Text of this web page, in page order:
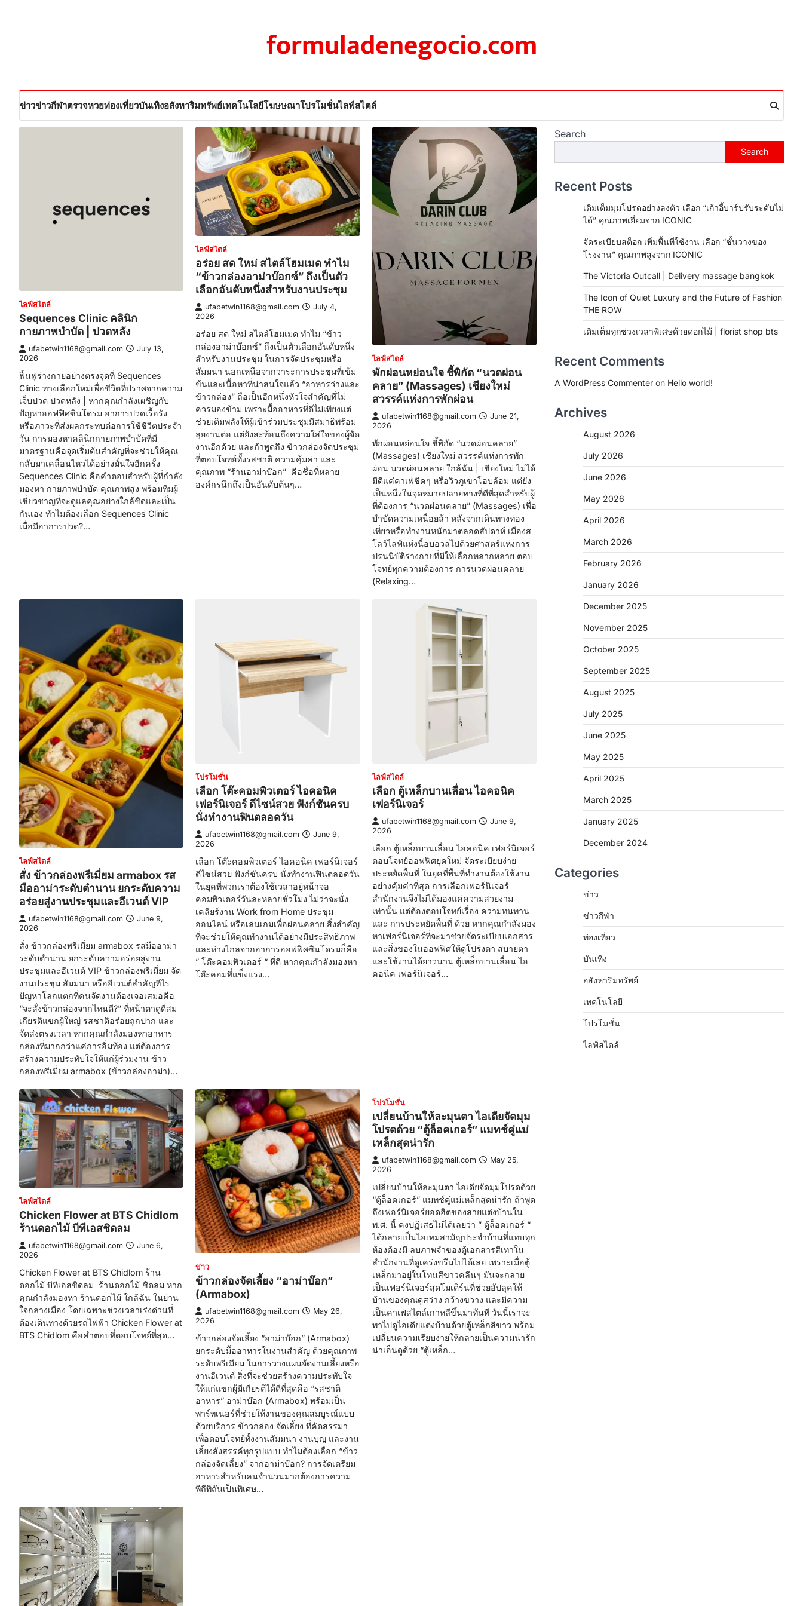
formuladenegocio.com
ข่าวข่าวกีฬาตรวจหวยท่องเที่ยวบันเทิงอสังหาริมทรัพย์เทคโนโลยีโฆษษณาโปรโมชั่นไลฟ์สไตล์
ไลฟ์สไตล์
Sequences Clinic คลินิก
กายภาพบำบัด | ปวดหลัง
ufabetwin1168@gmail.com
July 13,
2026
ฟื้นฟูร่างกายอย่างตรงจุดที่ Sequences
Clinic ทางเลือกใหม่เพื่อชีวิตที่ปราศจากความ
เจ็บปวด ปวดหลัง | หากคุณกำลังเผชิญกับ
ปัญหาออฟฟิศซินโดรม อาการปวดเรื้อรัง
หรือภาวะที่ส่งผลกระทบต่อการใช้ชีวิตประจำ
วัน การมองหาคลินิกกายภาพบำบัดที่มี
มาตรฐานคือจุดเริ่มต้นสำคัญที่จะช่วยให้คุณ
กลับมาเคลื่อนไหวได้อย่างมั่นใจอีกครั้ง
Sequences Clinic คือคำตอบสำหรับผู้ที่กำลัง
มองหา กายภาพบำบัด คุณภาพสูง พร้อมทีมผู้
เชี่ยวชาญที่จะดูแลคุณอย่างใกล้ชิดและเป็น
กันเอง ทำไมต้องเลือก Sequences Clinic
เมื่อมีอาการปวด?…
ไลฟ์สไตล์
อร่อย สด ใหม่ สไตล์โฮมเมด ทำไม
“ข้าวกล่องอาม่าบ๊อกซ์” ถึงเป็นตัว
เลือกอันดับหนึ่งสำหรับงานประชุม
ufabetwin1168@gmail.com
July 4,
2026
อร่อย สด ใหม่ สไตล์โฮมเมด ทำไม “ข้าว
กล่องอาม่าบ๊อกซ์” ถึงเป็นตัวเลือกอันดับหนึ่ง
สำหรับงานประชุม ในการจัดประชุมหรือ
สัมมนา นอกเหนือจากวาระการประชุมที่เข้ม
ข้นและเนื้อหาที่น่าสนใจแล้ว “อาหารว่างและ
ข้าวกล่อง” ถือเป็นอีกหนึ่งหัวใจสำคัญที่ไม่
ควรมองข้าม เพราะมื้ออาหารที่ดีไม่เพียงแต่
ช่วยเติมพลังให้ผู้เข้าร่วมประชุมมีสมาธิพร้อม
ลุยงานต่อ แต่ยังสะท้อนถึงความใส่ใจของผู้จัด
งานอีกด้วย และถ้าพูดถึง ข้าวกล่องจัดประชุม
ที่ตอบโจทย์ทั้งรสชาติ ความคุ้มค่า และ
คุณภาพ “ร้านอาม่าบ๊อก” คือชื่อที่หลาย
องค์กรนึกถึงเป็นอันดับต้นๆ…
ไลฟ์สไตล์
พักผ่อนหย่อนใจ ชี้พิกัด “นวดผ่อน
คลาย” (Massages) เชียงใหม่
สวรรค์แห่งการพักผ่อน
ufabetwin1168@gmail.com
June 21,
2026
พักผ่อนหย่อนใจ ชี้พิกัด “นวดผ่อนคลาย”
(Massages) เชียงใหม่ สวรรค์แห่งการพัก
ผ่อน นวดผ่อนคลาย ใกล้ฉัน | เชียงใหม่ ไม่ได้
มีดีแค่คาเฟ่ชิคๆ หรือวิวภูเขาโอบล้อม แต่ยัง
เป็นหนึ่งในจุดหมายปลายทางที่ดีที่สุดสำหรับผู้
ที่ต้องการ “นวดผ่อนคลาย” (Massages) เพื่อ
บำบัดความเหนื่อยล้า หลังจากเดินทางท่อง
เที่ยวหรือทำงานหนักมาตลอดสัปดาห์ เมืองส
โลว์ไลฟ์แห่งนี้อบอวลไปด้วยศาสตร์แห่งการ
ปรนนิบัติร่างกายที่มีให้เลือกหลากหลาย ตอบ
โจทย์ทุกความต้องการ การนวดผ่อนคลาย
(Relaxing…
ไลฟ์สไตล์
สั่ง ข้าวกล่องพรีเมี่ยม armabox รส
มืออาม่าระดับตำนาน ยกระดับความ
อร่อยสู่งานประชุมและอีเวนต์ VIP
ufabetwin1168@gmail.com
June 9,
2026
สั่ง ข้าวกล่องพรีเมี่ยม armabox รสมืออาม่า
ระดับตำนาน ยกระดับความอร่อยสู่งาน
ประชุมและอีเวนต์ VIP ข้าวกล่องพรีเมี่ยม จัด
งานประชุม สัมมนา หรืออีเวนต์สำคัญทีไร
ปัญหาโลกแตกที่คนจัดงานต้องเจอเสมอคือ
“จะสั่งข้าวกล่องจากไหนดี?” ที่หน้าตาดูดีสม
เกียรติแขกผู้ใหญ่ รสชาติอร่อยถูกปาก และ
จัดส่งตรงเวลา หากคุณกำลังมองหาอาหาร
กล่องที่มากกว่าแค่การอิ่มท้อง แต่ต้องการ
สร้างความประทับใจให้แก่ผู้ร่วมงาน ข้าว
กล่องพรีเมี่ยม armabox (ข้าวกล่องอาม่า)…
โปรโมชั่น
เลือก โต๊ะคอมพิวเตอร์ ไอคอนิค
เฟอร์นิเจอร์ ดีไซน์สวย ฟังก์ชันครบ
นั่งทำงานฟินตลอดวัน
ufabetwin1168@gmail.com
June 9,
2026
เลือก โต๊ะคอมพิวเตอร์ ไอคอนิค เฟอร์นิเจอร์
ดีไซน์สวย ฟังก์ชันครบ นั่งทำงานฟินตลอดวัน
ในยุคที่พวกเราต้องใช้เวลาอยู่หน้าจอ
คอมพิวเตอร์วันละหลายชั่วโมง ไม่ว่าจะนั่ง
เคลียร์งาน Work from Home ประชุม
ออนไลน์ หรือเล่นเกมเพื่อผ่อนคลาย สิ่งสำคัญ
ที่จะช่วยให้คุณทำงานได้อย่างมีประสิทธิภาพ
และห่างไกลจากอาการออฟฟิศซินโดรมก็คือ
” โต๊ะคอมพิวเตอร์ “ ที่ดี หากคุณกำลังมองหา
โต๊ะคอมที่แข็งแรง…
ไลฟ์สไตล์
เลือก ตู้เหล็กบานเลื่อน ไอคอนิค
เฟอร์นิเจอร์
ufabetwin1168@gmail.com
June 9,
2026
เลือก ตู้เหล็กบานเลื่อน ไอคอนิค เฟอร์นิเจอร์
ตอบโจทย์ออฟฟิศยุคใหม่ จัดระเบียบง่าย
ประหยัดพื้นที่ ในยุคที่พื้นที่ทำงานต้องใช้งาน
อย่างคุ้มค่าที่สุด การเลือกเฟอร์นิเจอร์
สำนักงานจึงไม่ได้มองแค่ความสวยงาม
เท่านั้น แต่ต้องตอบโจทย์เรื่อง ความทนทาน
และ การประหยัดพื้นที่ ด้วย หากคุณกำลังมอง
หาเฟอร์นิเจอร์ที่จะมาช่วยจัดระเบียบเอกสาร
และสิ่งของในออฟฟิศให้ดูโปร่งตา สบายตา
และใช้งานได้ยาวนาน ตู้เหล็กบานเลื่อน ไอ
คอนิค เฟอร์นิเจอร์…
ไลฟ์สไตล์
Chicken Flower at BTS Chidlom
ร้านดอกไม้ บีทีเอสชิดลม
ufabetwin1168@gmail.com
June 6,
2026
Chicken Flower at BTS Chidlom ร้าน
ดอกไม้ บีทีเอสชิดลม ร้านดอกไม้ ชิดลม หาก
คุณกำลังมองหา ร้านดอกไม้ ใกล้ฉัน ในย่าน
ใจกลางเมือง โดยเฉพาะช่วงเวลาเร่งด่วนที่
ต้องเดินทางด้วยรถไฟฟ้า Chicken Flower at
BTS Chidlom คือคำตอบที่ตอบโจทย์ที่สุด…
ข่าว
ข้าวกล่องจัดเลี้ยง “อาม่าบ๊อก”
(Armabox)
ufabetwin1168@gmail.com
May 26,
2026
ข้าวกล่องจัดเลี้ยง “อาม่าบ๊อก” (Armabox)
ยกระดับมื้ออาหารในงานสำคัญ ด้วยคุณภาพ
ระดับพรีเมียม ในการวางแผนจัดงานเลี้ยงหรือ
งานอีเวนต์ สิ่งที่จะช่วยสร้างความประทับใจ
ให้แก่แขกผู้มีเกียรติได้ดีที่สุดคือ “รสชาติ
อาหาร” อาม่าบ๊อก (Armabox) พร้อมเป็น
พาร์ทเนอร์ที่ช่วยให้งานของคุณสมบูรณ์แบบ
ด้วยบริการ ข้าวกล่อง จัดเลี้ยง ที่คัดสรรมา
เพื่อตอบโจทย์ทั้งงานสัมมนา งานบุญ และงาน
เลี้ยงสังสรรค์ทุกรูปแบบ ทำไมต้องเลือก “ข้าว
กล่องจัดเลี้ยง” จากอาม่าบ๊อก? การจัดเตรียม
อาหารสำหรับคนจำนวนมากต้องการความ
พิถีพิถันเป็นพิเศษ…
โปรโมชั่น
เปลี่ยนบ้านให้ละมุนตา ไอเดียจัดมุม
โปรดด้วย “ตู้ล็อคเกอร์” แมทช์คู่แม่
เหล็กสุดน่ารัก
ufabetwin1168@gmail.com
May 25,
2026
เปลี่ยนบ้านให้ละมุนตา ไอเดียจัดมุมโปรดด้วย
“ตู้ล็อคเกอร์” แมทช์คู่แม่เหล็กสุดน่ารัก ถ้าพูด
ถึงเฟอร์นิเจอร์ยอดฮิตของสายแต่งบ้านใน
พ.ศ. นี้ คงปฏิเสธไม่ได้เลยว่า ” ตู้ล็อคเกอร์ “
ได้กลายเป็นไอเทมสามัญประจำบ้านที่แทบทุก
ห้องต้องมี ลบภาพจำของตู้เอกสารสีเทาใน
สำนักงานที่ดูเคร่งขรึมไปได้เลย เพราะเมื่อตู้
เหล็กมาอยู่ในโทนสีขาวคลีนๆ มันจะกลาย
เป็นเฟอร์นิเจอร์สุดโมเดิร์นที่ช่วยอัปลุคให้
บ้านของคุณดูสว่าง กว้างขวาง และมีความ
เป็นคาเฟ่สไตล์เกาหลีขึ้นมาทันที วันนี้เราจะ
พาไปดูไอเดียแต่งบ้านด้วยตู้เหล็กสีขาว พร้อม
เปลี่ยนความเรียบง่ายให้กลายเป็นความน่ารัก
น่าเอ็นดูด้วย “ตู้เหล็ก…
Search
Search
Recent Posts
เติมเต็มมุมโปรดอย่างลงตัว เลือก “เก้าอี้บาร์ปรับระดับไม่
ได้” คุณภาพเยี่ยมจาก ICONIC
จัดระเบียบสต็อก เพิ่มพื้นที่ใช้งาน เลือก “ชั้นวางของ
โรงงาน” คุณภาพสูงจาก ICONIC
The Victoria Outcall | Delivery massage bangkok
The Icon of Quiet Luxury and the Future of Fashion
THE ROW
เติมเต็มทุกช่วงเวลาพิเศษด้วยดอกไม้ | florist shop bts
Recent Comments
A WordPress Commenter on Hello world!
Archives
August 2026
July 2026
June 2026
May 2026
April 2026
March 2026
February 2026
January 2026
December 2025
November 2025
October 2025
September 2025
August 2025
July 2025
June 2025
May 2025
April 2025
March 2025
January 2025
December 2024
Categories
ข่าว
ข่าวกีฬา
ท่องเที่ยว
บันเทิง
อสังหาริมทรัพย์
เทคโนโลยี
โปรโมชั่น
ไลฟ์สไตล์